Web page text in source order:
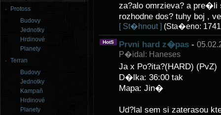
Protoss
Budovy
Jednotky
Hrdinové
Planety
Terran
Budovy
Jednotky
Kampaň
Hrdinové
Planety
za?alo omrzieva? a pre�li
rozhodne dos? tuhy boj ,
[ St�hnout ] (Sta�eno:
HotS Prvni hard z�pas -
P�idal: Haneses
Ja x Po?ita?(HARD) (PvZ)
D�lka: 36:00 tak
Mapa: Jin�
Ud?lal sem si zaterasou